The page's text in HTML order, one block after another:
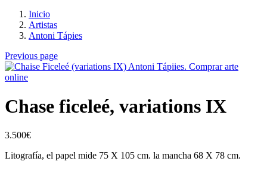
Inicio
Artistas
Antoni Tápies
Previous page
Chase ficeleé, variations IX
3.500€
Litografía, el papel mide 75 X 105 cm. la mancha 68 X 78 cm.